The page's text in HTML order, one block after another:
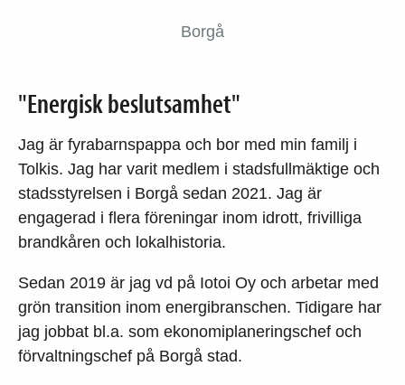
Borgå
"Energisk beslutsamhet"
Jag är fyrabarnspappa och bor med min familj i
Tolkis. Jag har varit medlem i stadsfullmäktige och
stadsstyrelsen i Borgå sedan 2021. Jag är
engagerad i flera föreningar inom idrott, frivilliga
brandkåren och lokalhistoria.
Sedan 2019 är jag vd på Iotoi Oy och arbetar med
grön transition inom energibranschen. Tidigare har
jag jobbat bl.a. som ekonomiplaneringschef och
förvaltningschef på Borgå stad.